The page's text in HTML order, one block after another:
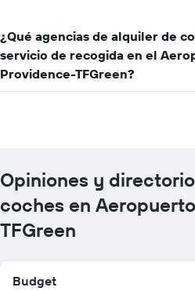
¿Qué agencias de alquiler de
servicio de recogida en el
Providence-TFGreen?
Opiniones y
coches en
TFGreen
Budget